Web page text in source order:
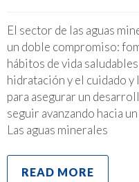
El sector de las aguas
un doble compromiso:
hábitos de vida
hidratación y el cuidado
para asegurar un
seguir avanzando hacia
Las aguas minerales
READ MORE